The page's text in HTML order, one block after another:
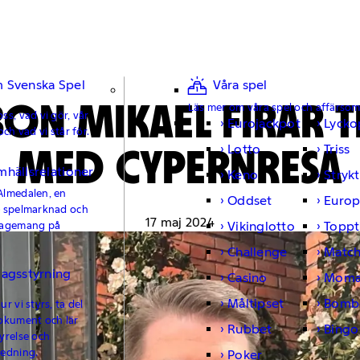
Svenska Spel
vad vi gör, vår
vad vi står för.
en
och
på
vi styrs, ta del
och lär
och
Våra spel
Läs mer om våra spel och
Eurojackpot
Lotto
Triss
Keno
Oddset
Vikinglotto
Challenge
Casino
Måltipset
Rubbet
Bingo
Poker
MIKAEL FIRAR
MED CYPERNRESA
17 maj 2024